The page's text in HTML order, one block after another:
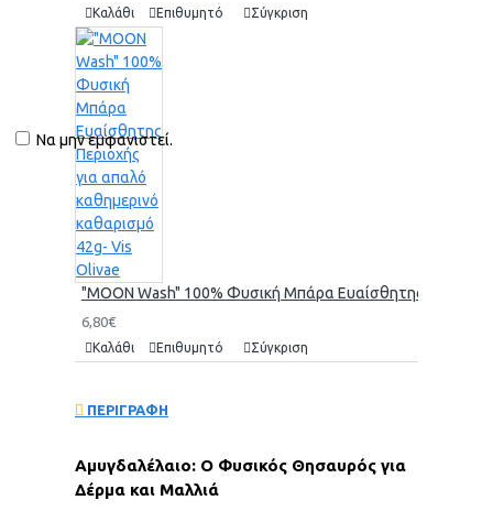
Να μην εμφανιστεί.
Καλάθι Επιθυμητό Σύγκριση
"MOON Wash" 100% Φυσική Μπάρα Ευαίσθητης
6,80€
Καλάθι Επιθυμητό Σύγκριση
ΠΕΡΙΓΡΑΦΗ
Αμυγδαλέλαιο: Ο Φυσικός Θησαυρός για
Δέρμα και Μαλλιά